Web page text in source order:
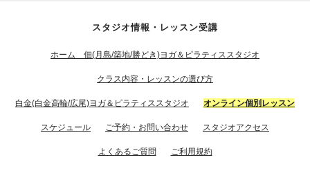
スタジオ情報・レッスン受講
ホーム 佃(月島/築地/勝どき)ヨガ＆ピラティススタジオ
クラス内容・レッスンの選び方
白金(白金高輪/広尾)ヨガ＆ピラティススタジオ オンライン個別レッスン
スケジュール ご予約・お問い合わせ スタジオアクセス
よくあるご質問 ご利用規約